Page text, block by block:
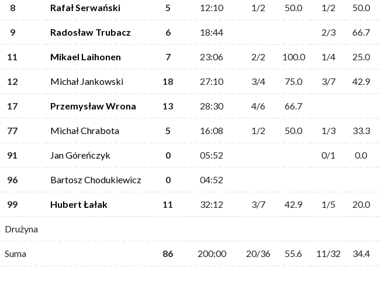
8 Rafał Serwański 5 12:10 1/2 50.0 1/2 50.0
9 Radosław Trubacz 6 18:44 2/3 66.7
11 Mikael Laihonen 7 23:06 2/2 100.0 1/4 25.0
12 Michał Jankowski 18 27:10 3/4 75.0 3/7 42.9
17 Przemysław Wrona 13 28:30 4/6 66.7
77 Michał Chrabota 5 16:08 1/2 50.0 1/3 33.3
91 Jan Góreńczyk 0 05:52 0/1 0.0
96 Bartosz Chodukiewicz 0 04:52
99 Hubert Łałak 11 32:12 3/7 42.9 1/5 20.0
Drużyna
Suma 86 200:00 20/36 55.6 11/32 34.4